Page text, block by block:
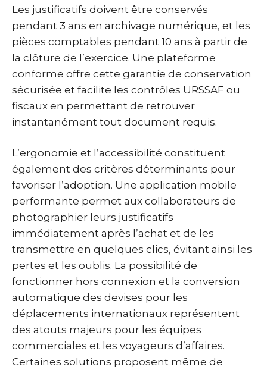
Les justificatifs doivent être conservés
pendant 3 ans en archivage numérique, et les
pièces comptables pendant 10 ans à partir de
la clôture de l’exercice. Une plateforme
conforme offre cette garantie de conservation
sécurisée et facilite les contrôles URSSAF ou
fiscaux en permettant de retrouver
instantanément tout document requis.
L’ergonomie et l’accessibilité constituent
également des critères déterminants pour
favoriser l’adoption. Une application mobile
performante permet aux collaborateurs de
photographier leurs justificatifs
immédiatement après l’achat et de les
transmettre en quelques clics, évitant ainsi les
pertes et les oublis. La possibilité de
fonctionner hors connexion et la conversion
automatique des devises pour les
déplacements internationaux représentent
des atouts majeurs pour les équipes
commerciales et les voyageurs d’affaires.
Certaines solutions proposent même de